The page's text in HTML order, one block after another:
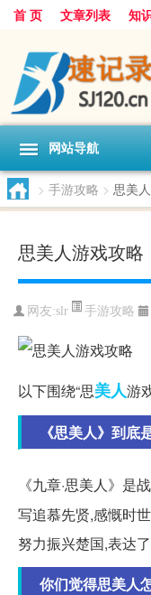
首 页 文章列表 知
网站导航
> 手游攻略 > 思美
思美人游戏攻略
网友:slr 手游攻略
以下围绕“思美人游
《思美人》到
《九章·思美人》是
写追慕先贤,感慨时
努力振兴楚国,表达
你们觉得思美人